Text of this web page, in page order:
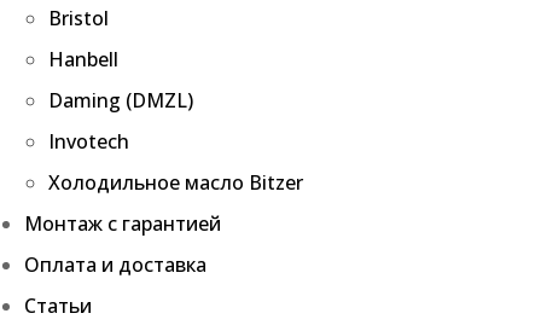
Bristol
Hanbell
Daming (DMZL)
Invotech
Холодильное масло Bitzer
Монтаж с гарантией
Оплата и доставка
Статьи